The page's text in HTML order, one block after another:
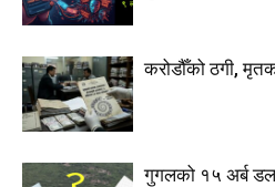
करोडौँको ठगी,
गुगलको १५ अर्ब